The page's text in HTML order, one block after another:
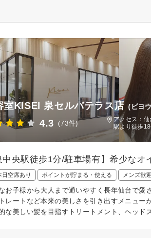
室KISEI 泉セルバテラス店 (ビヨ
4.3 (73件)
アクセス：
駅より徒歩
中央駅徒歩1分/駐車場有】希少な
空席あり ポイントが貯まる・使える メンズ歓迎
お子様から大人まで通いやすく長年仙台で愛
レートなど本来の美しさを引き出すメニュー
な美しい髪を目指すトリートメント、ヘッド